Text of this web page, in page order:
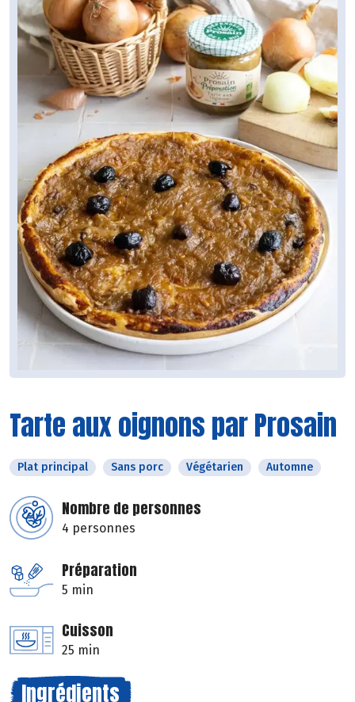
Tarte aux oignons par Prosain
Plat principal Sans porc Végétarien Automne
Nombre de personnes
4 personnes
Préparation
5 min
Cuisson
25 min
Ingrédients